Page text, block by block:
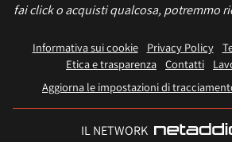
fai click o acquisti qualcosa, potremmo
Informativa sui cookie Privacy Policy
Etica e trasparenza Contatti
Aggiorna le impostazioni di
IL NETWORK